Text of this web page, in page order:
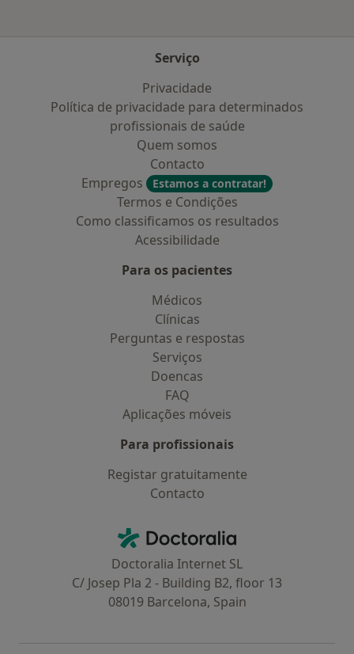
Serviço
Privacidade
Política de privacidade para determinados
profissionais de saúde
Quem somos
Contacto
Empregos
Estamos a contratar!
Termos e Condições
Como classificamos os resultados
Acessibilidade
Para os pacientes
Médicos
Clínicas
Perguntas e respostas
Serviços
Doencas
FAQ
Aplicações móveis
Para profissionais
Registar gratuitamente
Contacto
Doctoralia - Homepage
Doctoralia Internet SL
C/ Josep Pla 2 - Building B2, floor 13
08019 Barcelona, Spain